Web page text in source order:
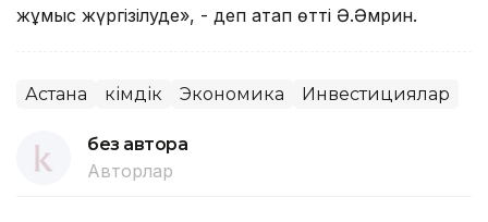
жұмыс жүргізілуде», - деп атап өтті Ә.Әмрин.
Астана Әкімдік Экономика Инвестициялар
без автора
Авторлар